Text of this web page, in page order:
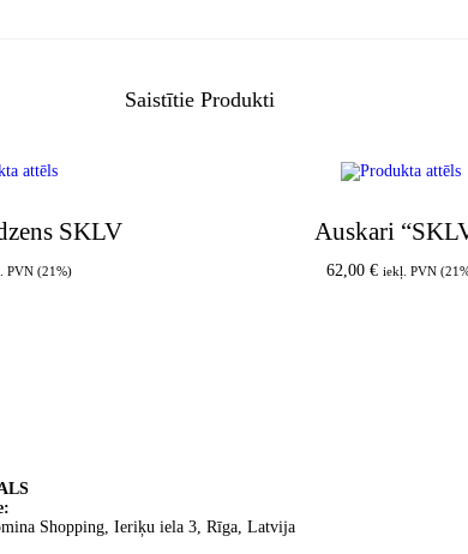
Saistītie Produkti
SKLV
PVN (21%)
Auskari
62,00 € iekļ. PVN
Shopping, Ieriķu iela 3, Rīga, Latvija